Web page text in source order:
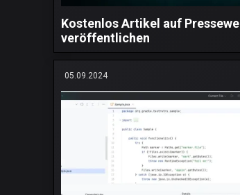
Kostenlos Artikel auf
veröffentlichen
05.09.2024